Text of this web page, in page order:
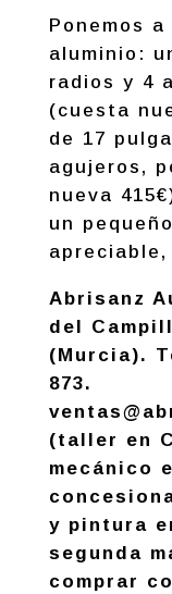
Ponemos
aluminio:
radios y 4
(cuesta
de 17
agujeros,
nueva
un
Abrisanz
del
(Murcia).
873.
(taller en
mecánico
y pintura
segunda
comprar